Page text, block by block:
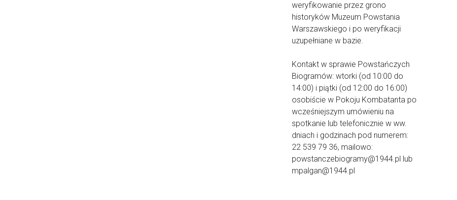
weryfikowanie przez grono
historyków Muzeum Powstania
Warszawskiego i po weryfikacji
uzupełniane w bazie.
Kontakt w sprawie Powstańczych
Biogramów: wtorki (od 10:00 do
14:00) i piątki (od 12:00 do 16:00)
osobiście w Pokoju Kombatanta po
wcześniejszym umówieniu na
spotkanie lub telefonicznie w ww.
dniach i godzinach pod numerem:
22 539 79 36, mailowo:
powstanczebiogramy@1944.pl lub
mpalgan@1944.pl